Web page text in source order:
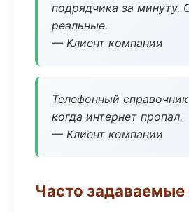
подрядчика за минуту.
реальные.
— Клиент компании
Телефонный
когда интернет пропал.
— Клиент компании
Часто